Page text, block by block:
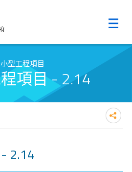
小型工程項目
項目 - 2.14
2.14